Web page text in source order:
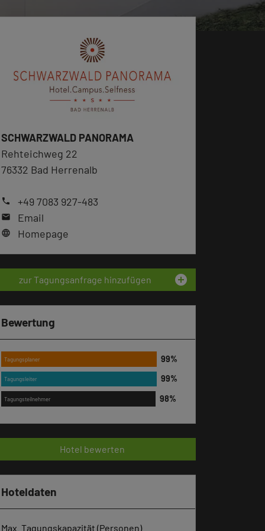
SCHWARZWALD PANORAMA
Rehteichweg 22
76332 Bad Herrenalb
phone +49 7083 927-483
mail Email
language Homepage
zur Tagungsanfrage hinzufügen add_circle
Bewertung
Tagungsplaner
Tagungsleiter
Tagungsteilnehmer
Hotel bewerten
Hoteldaten
Max. Tagungskapazität (Personen)